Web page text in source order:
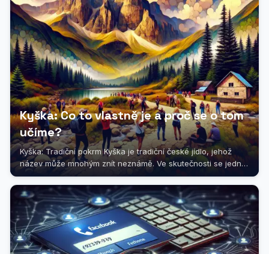
Kyška: Co to vlastně je a proč se o tom
učíme?
Kyška: Tradiční pokrm Kyška je tradiční české jídlo, jehož
název může mnohým znít neznámě. Ve skutečnosti se jedná
o pokrm z...